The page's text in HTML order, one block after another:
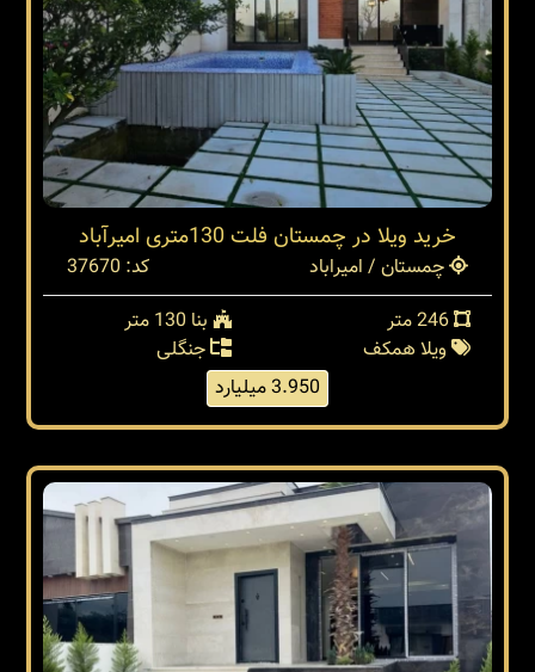
خرید ویلا در چمستان فلت 130متری امیرآباد
چمستان / امیراباد
کد: 37670
بنا 130 متر
ویلا همکف
جنگلی
3.950 میلیارد